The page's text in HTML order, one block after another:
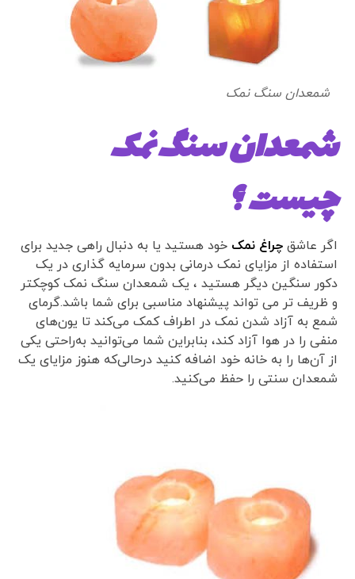
شمعدان سنگ نمک
شمعدان سنگ نمک
چیست ؟
اگر عاشقچراغ نمک خود هستید یا به دنبال راهی جدید برای
استفاده از مزایای نمک درمانی بدون سرمایه گذاری در یک
دکور سنگین دیگر هستید ، یک شمعدان سنگ نمک کوچکتر
و ظریف تر می تواند پیشنهاد مناسبی برای شما باشد.گرمای
شمع به آزاد شدن نمک در اطراف کمک می‌کند تا یون‌های
منفی را در هوا آزاد کند، بنابراین شما می‌توانید به‌راحتی یکی
از آن‌ها را به خانه خود اضافه کنید درحالی‌که هنوز مزایای یک
شمعدان سنتی را حفظ می‌کنید.